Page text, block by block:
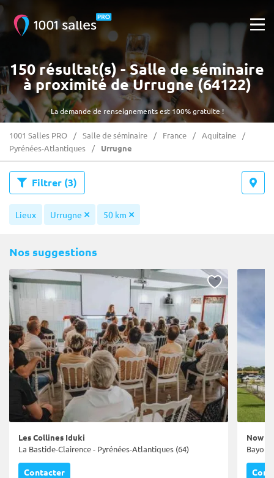
La demande de renseignements est 100% gratuite !
150 résultat(s) - Salle de séminaire
à proximité de Urrugne (64122)
1001 Salles PRO Salle de séminaire France
Aquitaine
Pyrénées-Atlantiques
Urrugne
Filtrer (3)
Lieux Urrugne 50 km
Nos suggestions
Les Collines Iduki
La Bastide-Clairence - Pyrénées-Atlantiques (64)
Contacter
Now